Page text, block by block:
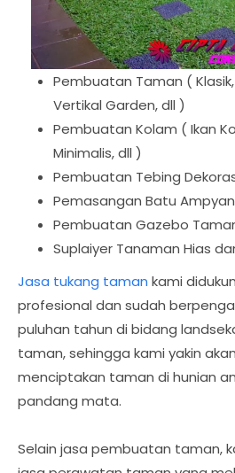
Pembuatan Taman (
Vertikal Garden, dll )
Pembuatan Kolam ( Ikan
Minimalis, dll )
Pembuatan Tebing
Pemasangan Batu
Pembuatan Gazebo
Suplaiyer Tanaman Hias
Jasa tukang taman kami
profesional dan sudah
puluhan tahun di bidang
taman, sehingga kami yakin
menciptakan taman di hunian
pandang mata.
Selain jasa pembuatan taman,